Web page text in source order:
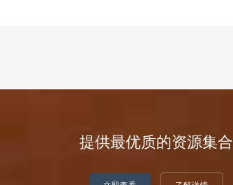
提供最优质的资源集合